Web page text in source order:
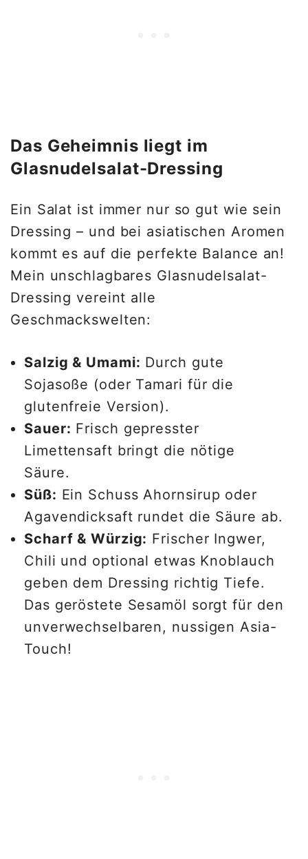
Das Geheimnis liegt im
Glasnudelsalat-Dressing
Ein Salat ist immer nur so gut wie sein
Dressing – und bei asiatischen Aromen
kommt es auf die perfekte Balance an!
Mein unschlagbares Glasnudelsalat-
Dressing vereint alle
Geschmackswelten:
Salzig & Umami: Durch gute
Sojasoße (oder Tamari für die
glutenfreie Version).
Sauer: Frisch gepresster
Limettensaft bringt die nötige
Säure.
Süß: Ein Schuss Ahornsirup oder
Agavendicksaft rundet die Säure ab.
Scharf & Würzig: Frischer Ingwer,
Chili und optional etwas Knoblauch
geben dem Dressing richtig Tiefe.
Das geröstete Sesamöl sorgt für den
unverwechselbaren, nussigen Asia-
Touch!